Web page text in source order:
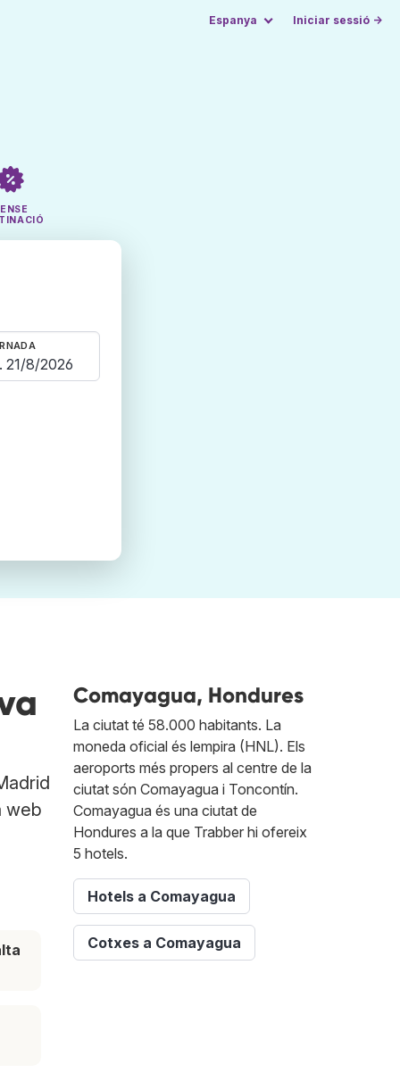
Espanya Iniciar sessió →
web
Comayagua, Hondures
La ciutat té 58.000 habitants. La
moneda oficial és lempira (HNL). Els
aeroports més propers al centre de la
ciutat són Comayagua i Toncontín.
Comayagua és una ciutat de
Hondures a la que Trabber hi ofereix
5 hotels.
Hotels a Comayagua
Cotxes a Comayagua